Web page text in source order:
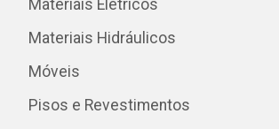
Materiais Elétricos
Materiais Hidráulicos
Móveis
Pisos e Revestimentos